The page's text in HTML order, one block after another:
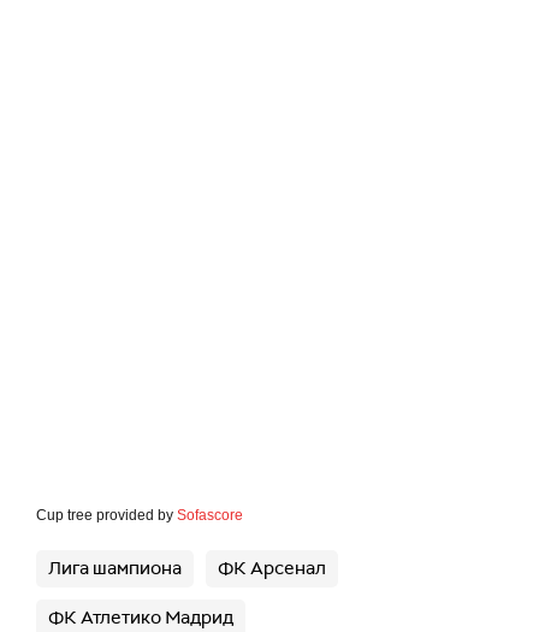
Cup tree provided by Sofascore
Лига шампиона ФК Арсенал
ФК Атлетико Мадрид